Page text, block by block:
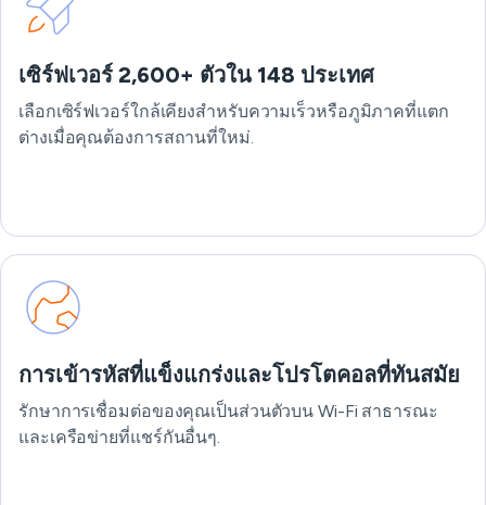
เซิร์ฟเวอร์ 2,600+ ตัวใน 148 ประเทศ
เลือกเซิร์ฟเวอร์ใกล้เคียงสำหรับความเร็วหรือภูมิภาคที่แตก
ต่างเมื่อคุณต้องการสถานที่ใหม่.
การเข้ารหัสที่แข็งแกร่งและโปรโตคอลที่ทันสมัย
รักษาการเชื่อมต่อของคุณเป็นส่วนตัวบน Wi-Fi สาธารณะ
และเครือข่ายที่แชร์กันอื่นๆ.